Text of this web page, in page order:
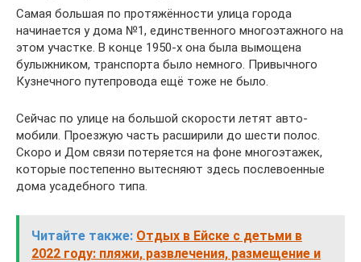
Самая большая по протяжённости улица горо­да
начинается у дома №1, единственного многоэ­тажного на
этом участке. В конце 1950-х она бы­ла вымощена
булыжником, транспорта было не­много. Привычного
Кузнечного путепровода ещё тоже не было.
Сейчас по улице на большой скорости летят авто­
мобили. Проезжую часть расширили до шести по­лос.
Скоро и Дом связи потеряется на фоне много­этажек,
которые постепенно вытесняют здесь по­слевоенные
дома усадебного типа.
Читайте также: Отдых в Ейске с детьми в
2022 году: пляжи, развлечения, размещение и